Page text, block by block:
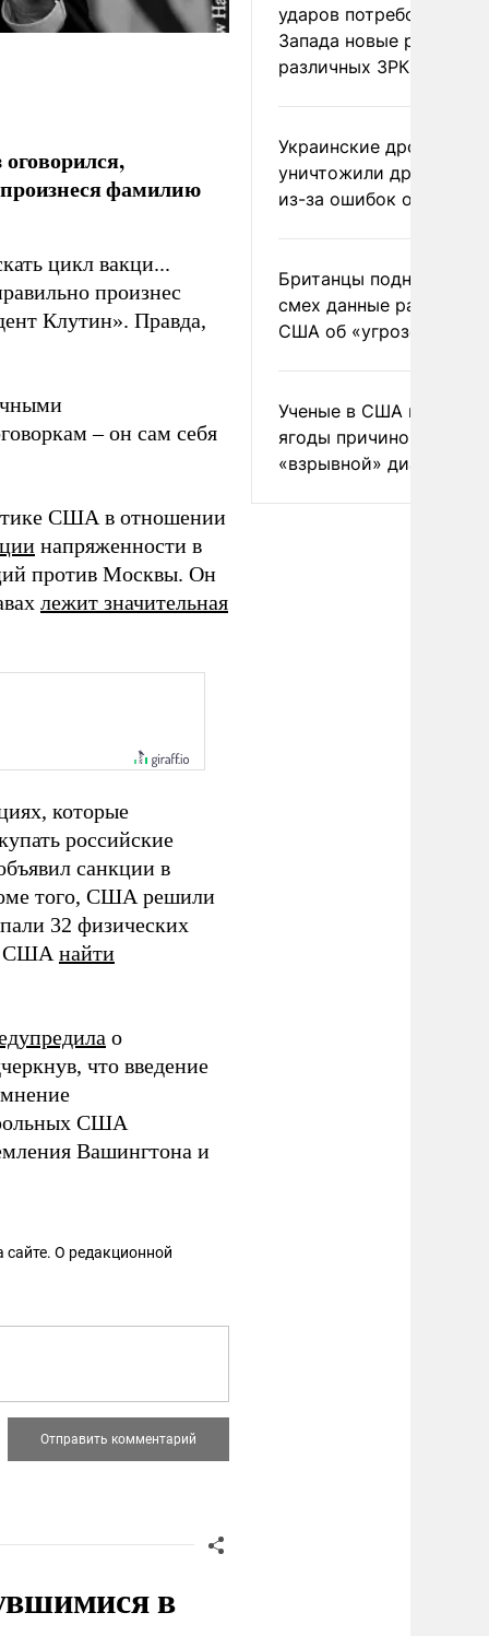
фамилию
цикл вакци...
произнес
Клутин». Правда,
– он сам себя
США в отношении
напряженности в
против Москвы. Он
лежит значительная
которые
российские
санкции в
того, США решили
32 физических
СШАнайти
о
что введение
США
Вашингтона и
сайте. О редакционной
в
ударов потребовал у
Запада новые ракеты
различных ЗРК
Украинские дроны
уничтожили друг друга
из-за ошибок
Британцы подняли на
смех данные разведки
США об «угрозе
Ученые в США назвали
ягоды причиной
«взрывной» диареи